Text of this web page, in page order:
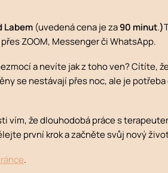
Labem (uvedená cena je za90 minut.)
ZOOM, Messenger či WhatsApp.
a nevíte jak z toho ven? Cítíte,
se nestávají přes noc, ale je
vím, že dlouhodobá práce s
první krok a začněte svůj nový
.